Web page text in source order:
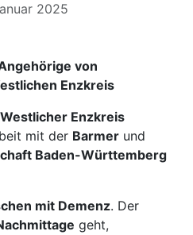
2025
von
Enzkreis
Enzkreis
mit der Barmer und
Baden-Württemberg
mit Demenz. Der
geht,